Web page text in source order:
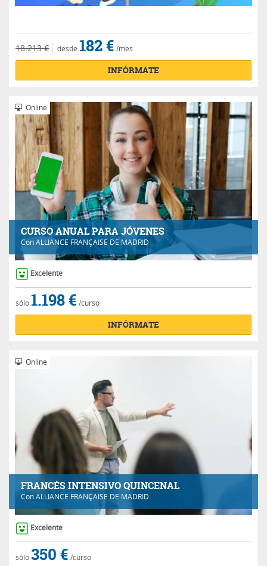
18.213 € desde 182 € /mes
INFÓRMATE
CURSO ANUAL PARA JÓVENES
ConALLIANCE FRANÇAISE DE MADRID
Online
Excelente
sólo1.198 € /curso
INFÓRMATE
FRANCÉS INTENSIVO QUINCENAL
ConALLIANCE FRANÇAISE DE MADRID
Online
Excelente
sólo350 € /curso